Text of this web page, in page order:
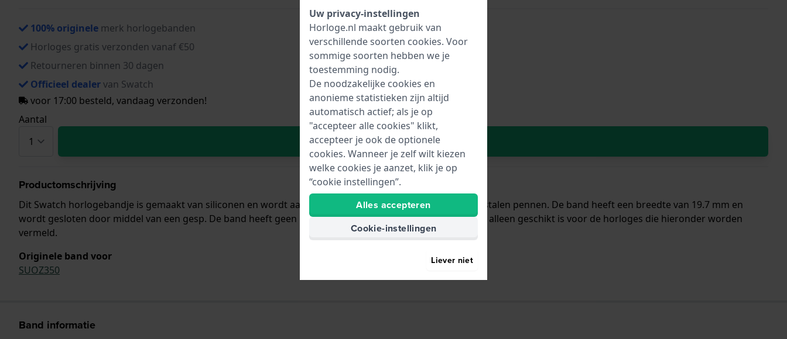
100% originele merk horlogebanden
Horloges gratis verzonden vanaf €50
Retourneren binnen 30 dagen
Officieel dealervan Swatch
voor 17:00 besteld, vandaag verzonden!
Aantal
In Winkelwagen
Productomschrijving
Dit Swatch horlogebandje is gemaakt van siliconen en wordt aan het horloge bevestigd door middel van stalen pennen. De band heeft een breedte van 19.7 mm en
wordt gesloten door middel van een gesp. De band heeft geen rechte aanzet wat betekent dat deze band alleen geschikt is voor de horloges die hieronder worden
vermeld.
Originele band voor
SUOZ350
Band informatie
Uw privacy-instellingen
Horloge.nl maakt gebruik van
verschillende soorten cookies. Voor
sommige soorten hebben we je
toestemming nodig.
De noodzakelijke cookies en
anonieme statistieken zijn altijd
automatisch actief; als je op
"accepteer alle cookies" klikt,
accepteer je ook de optionele
cookies. Wanneer je zelf wilt kiezen
welke cookies je aanzet, klik je op
“cookie instellingen”.
Alles accepteren
Cookie-instellingen
Liever niet